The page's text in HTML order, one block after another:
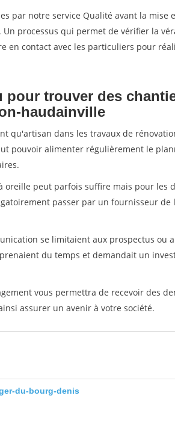
par notre service Qualité avant la mise
processus qui permet de vérifier la
en contact avec les particuliers pour
pour trouver des
haudainville
qu'artisan dans les travaux de
pouvoir alimenter régulièrement le
oreille peut parfois suffire mais pour les
passer par un fournisseur de
se limitaient aux prospectus ou
du temps et demandait un
vous permettra de recevoir des
assurer un avenir à votre société.
du-bourg-denis